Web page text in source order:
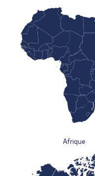
Afrique